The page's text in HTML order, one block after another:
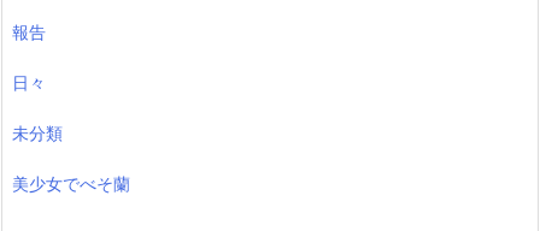
報告
日々
未分類
美少女でべそ蘭